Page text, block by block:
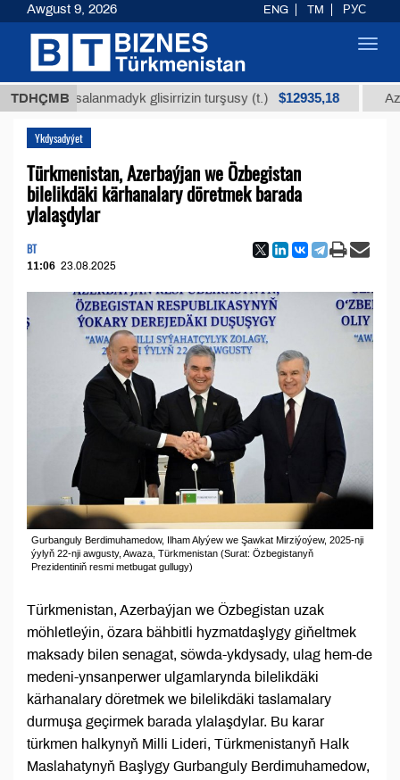
TDHÇMB glisirrizin turşusy (t.) $12935,18 Az
Ykdysadyýet
Türkmenistan, Azerbaýjan we Özbegistan
bilelikdäki kärhanalary döretmek barada
ylalaşdylar
BT
11:06 23.08.2025
Gurbanguly Berdimuhamedow, Ilham Alyýew we Şawkat Mirziýoýew, 2025-nji
ýylyň 22-nji awgusty, Awaza, Türkmenistan (Surat: Özbegistanyň
Prezidentiniň resmi metbugat gullugy)
Türkmenistan, Azerbaýjan we Özbegistan uzak
möhletleýin, özara bähbitli hyzmatdaşlygy giňeltmek
maksady bilen senagat, söwda-ykdysady, ulag hem-de
medeni-ynsanperwer ulgamlarynda bilelikdäki
kärhanalary döretmek we bilelikdäki taslamalary
durmuşa geçirmek barada ylalaşdylar. Bu karar
türkmen halkynyň Milli Lideri, Türkmenistanyň Halk
Maslahatynyň Başlygy Gurbanguly Berdimuhamedow,
Awgust 9, 2026 ENG TM РУС